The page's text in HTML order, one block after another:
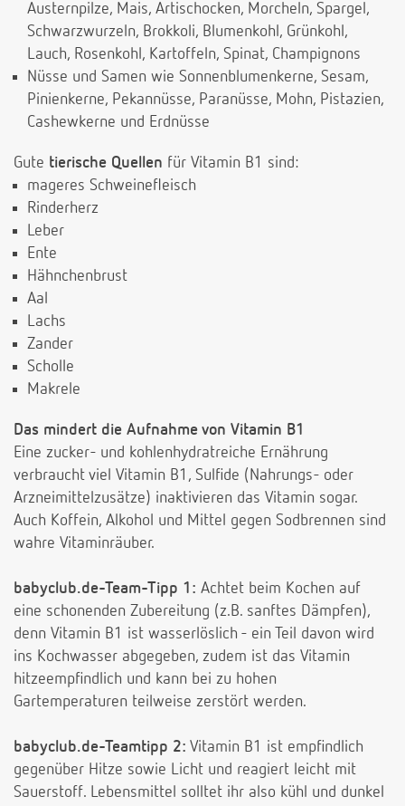
Austernpilze, Mais, Artischocken, Morcheln, Spargel,
Schwarzwurzeln, Brokkoli, Blumenkohl, Grünkohl,
Lauch, Rosenkohl, Kartoffeln, Spinat, Champignons
Nüsse und Samen wie Sonnenblumenkerne, Sesam,
Pinienkerne, Pekannüsse, Paranüsse, Mohn, Pistazien,
Cashewkerne und Erdnüsse
Gute tierische Quellen für Vitamin B1 sind:
mageres Schweinefleisch
Rinderherz
Leber
Ente
Hähnchenbrust
Aal
Lachs
Zander
Scholle
Makrele
Das mindert die Aufnahme von Vitamin B1
Eine zucker- und kohlenhydratreiche Ernährung
verbraucht viel Vitamin B1, Sulfide (Nahrungs- oder
Arzneimittelzusätze) inaktivieren das Vitamin sogar.
Auch Koffein, Alkohol und Mittel gegen Sodbrennen sind
wahre Vitaminräuber.
babyclub.de-Team-Tipp 1: Achtet beim Kochen auf
eine schonenden Zubereitung (z.B. sanftes Dämpfen),
denn Vitamin B1 ist wasserlöslich - ein Teil davon wird
ins Kochwasser abgegeben, zudem ist das Vitamin
hitzeempfindlich und kann bei zu hohen
Gartemperaturen teilweise zerstört werden.
babyclub.de-Teamtipp 2: Vitamin B1 ist empfindlich
gegenüber Hitze sowie Licht und reagiert leicht mit
Sauerstoff. Lebensmittel solltet ihr also kühl und dunkel